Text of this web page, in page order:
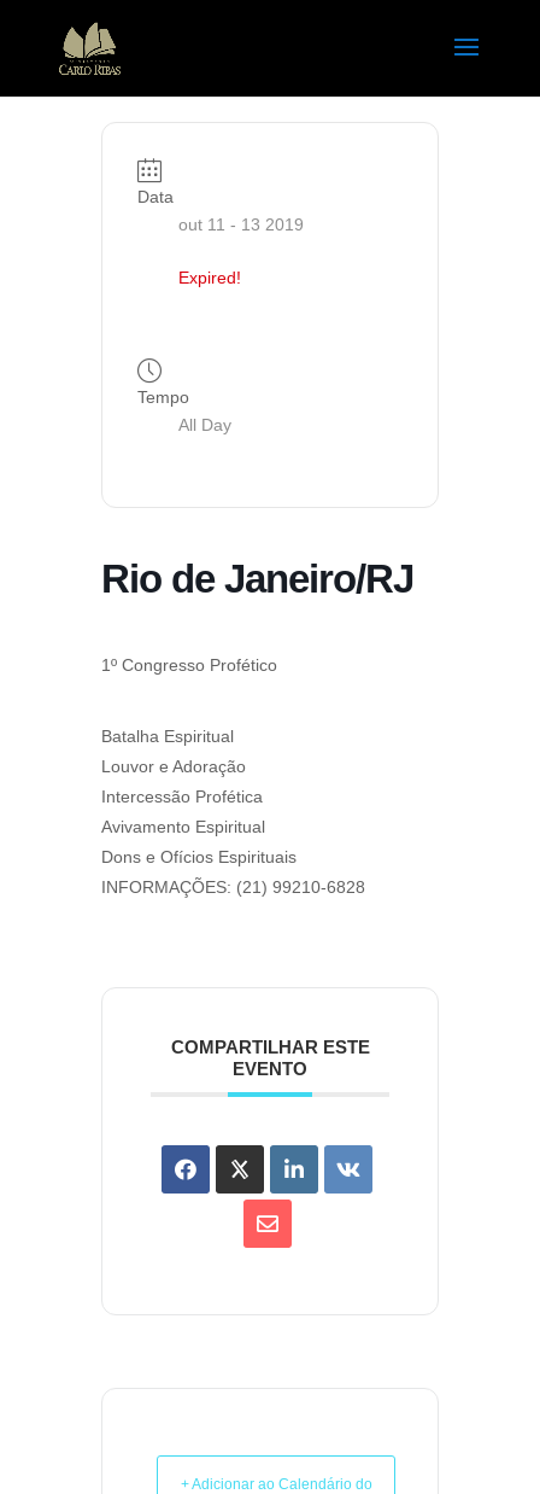
Data
out 11 - 13 2019
Expired!
Tempo
All Day
Rio de Janeiro/RJ
1º Congresso Profético
Batalha Espiritual
Louvor e Adoração
Intercessão Profética
Avivamento Espiritual
Dons e Ofícios Espirituais
INFORMAÇÕES: (21) 99210-6828
COMPARTILHAR ESTE
EVENTO
+ Adicionar ao Calendário do